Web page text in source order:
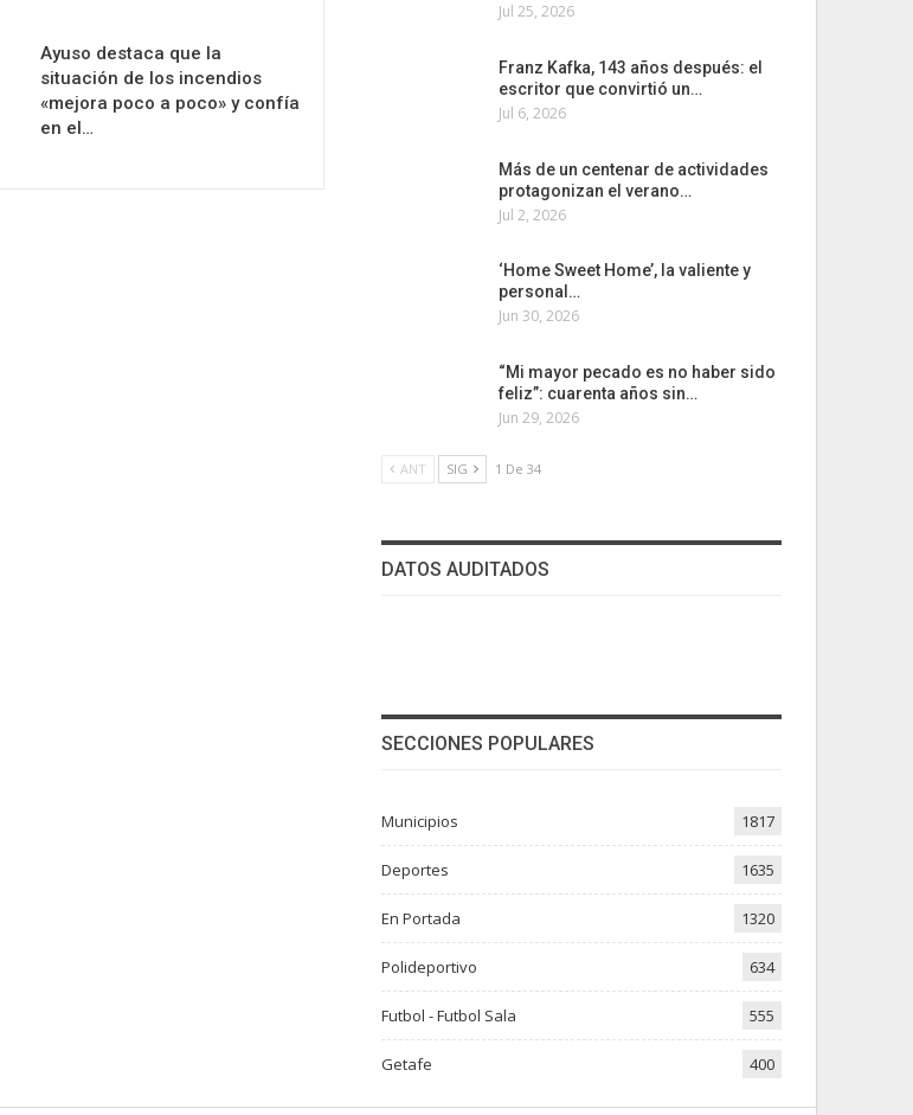
Ayuso destaca que la
situación de los incendios
«mejora poco a poco» y confía
en el…
Jul 25, 2026
Franz Kafka, 143 años después: el
escritor que convirtió un…
Jul 6, 2026
Más de un centenar de actividades
protagonizan el verano…
Jul 2, 2026
‘Home Sweet Home’, la valiente y
personal…
Jun 30, 2026
“Mi mayor pecado es no haber sido
feliz”: cuarenta años sin…
Jun 29, 2026
ANT SIG 1 De 34
DATOS AUDITADOS
SECCIONES POPULARES
Municipios 1817
Deportes 1635
En Portada 1320
Polideportivo 634
Futbol - Futbol Sala 555
Getafe 400